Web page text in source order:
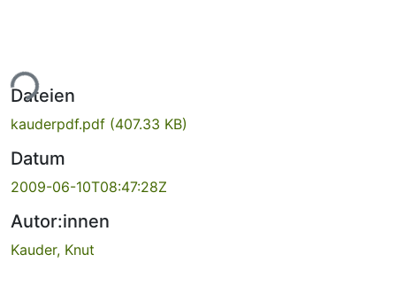
Dateien
kauderpdf.pdf (407.33 KB)
Datum
2009-06-10T08:47:28Z
Autor:innen
Kauder, Knut